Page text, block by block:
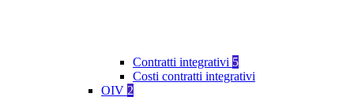
Contratti integrativi 5
Costi contratti integrativi
OIV 2